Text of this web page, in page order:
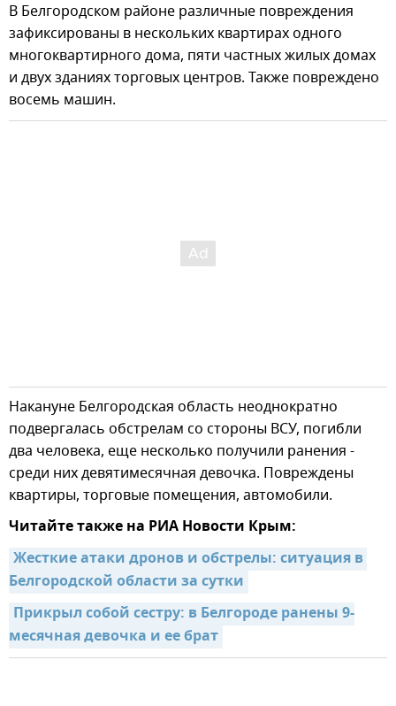
В Белгородском районе различные повреждения
зафиксированы в нескольких квартирах одного
многоквартирного дома, пяти частных жилых домах
и двух зданиях торговых центров. Также повреждено
восемь машин.
Накануне Белгородская область неоднократно
подвергалась обстрелам со стороны ВСУ, погибли
два человека, еще несколько получили ранения -
среди них девятимесячная девочка. Повреждены
квартиры, торговые помещения, автомобили.
Читайте также на РИА Новости Крым:
Жесткие атаки дронов и обстрелы: ситуация в
Белгородской области за сутки
Прикрыл собой сестру: в Белгороде ранены 9-
месячная девочка и ее брат